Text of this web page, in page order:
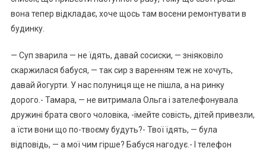
вона тепер відкладає, хоче щось там восени ремонтувати в
будинку.
— Суп зварила — не їдять, давай сосиски, — зніяковіло
скаржилася бабуся, — так сир з варенням теж не хочуть,
давай йогурти. У нас полуниця ще не пішла, а на ринку
дорого.- Тамара, — не витримала Ольга і зателефонувала
дружині брата свого чоловіка, -імейте совість, дітей привезли,
а їсти вони що по-твоєму будуть?- Твої їдять, — була
відповідь, — а мої чим гірше? Бабуся нагодує.- І телефон